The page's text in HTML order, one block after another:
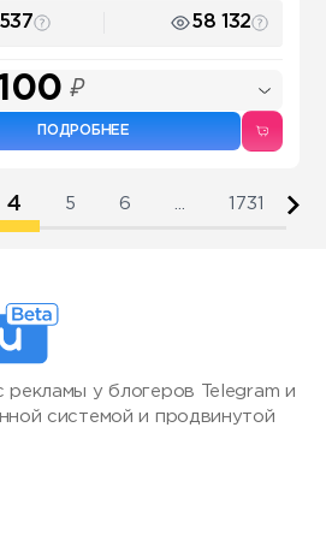
58 132
₽
ПОДРОБНЕЕ
4 5 6 1731
рекламы у блогеров Telegram и
системой и продвинутой